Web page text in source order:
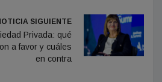
SIGUIENTE
Privada: qué
a favor y cuáles
en contra